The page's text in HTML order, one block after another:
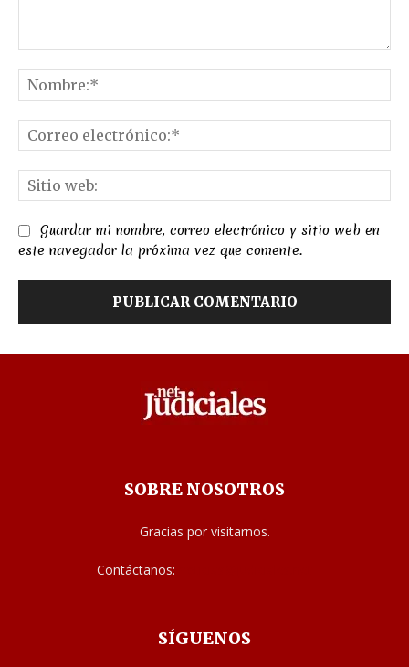
Guardar mi nombre, correo electrónico y sitio web en
este navegador la próxima vez que comente.
SOBRE NOSOTROS
Gracias por visitarnos.
Contáctanos:
SÍGUENOS